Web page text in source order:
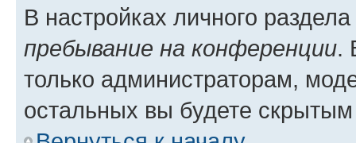
В настройках личного
пребывание на конференции.
только администраторам,
остальных вы будете